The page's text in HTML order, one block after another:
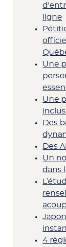
ligne
Une
Une
Des
Des
Un
dans
4